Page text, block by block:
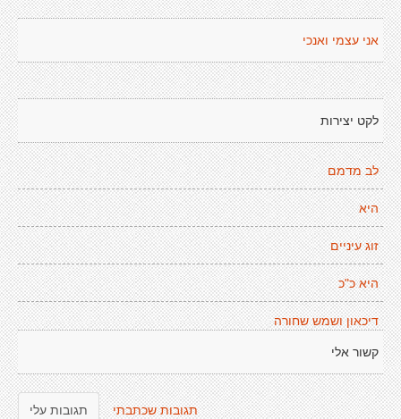
אני עצמי ואנכי
לקט יצירות
לב מדמם
היא
זוג עיניים
היא כ"כ
דיכאון ושמש שחורה
קשור אלי
תגובות עלי תגובות שכתבתי